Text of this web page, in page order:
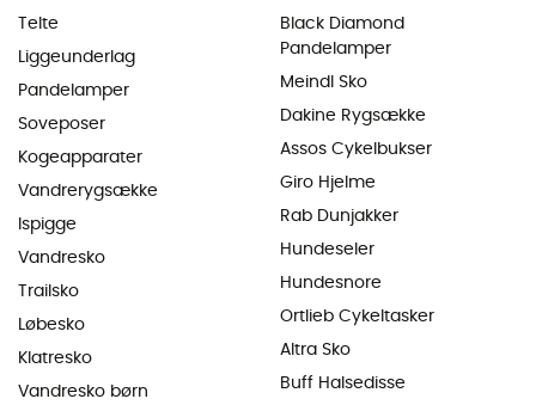
Telte
Liggeunderlag
Pandelamper
Soveposer
Kogeapparater
Vandrerygsække
Ispigge
Vandresko
Trailsko
Løbesko
Klatresko
Vandresko børn
Black Diamond
Pandelamper
Meindl Sko
Dakine Rygsække
Assos Cykelbukser
Giro Hjelme
Rab Dunjakker
Hundeseler
Hundesnore
Ortlieb Cykeltasker
Altra Sko
Buff Halsedisse